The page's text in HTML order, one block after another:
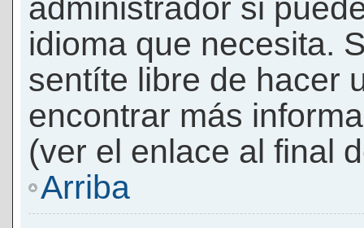
administrador si
idioma que necesita.
sentíte libre de hacer
encontrar más
(ver el enlace al final
Arriba